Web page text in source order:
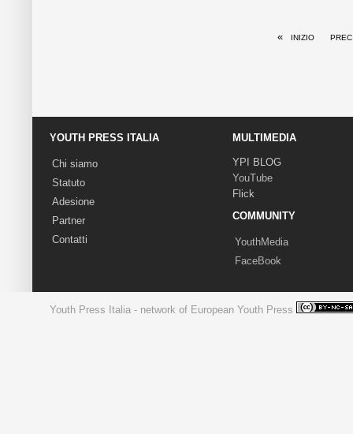
« INIZIO
YOUTH PRESS ITALIA
Chi siamo
Statuto
Adesione
Partner
Contatti
MULTIMEDIA
YPI BLOG
YouTube
Flick
COMMUNITY
YouthMedia
FaceBook
Youth Press Italia - network of European Youth Press